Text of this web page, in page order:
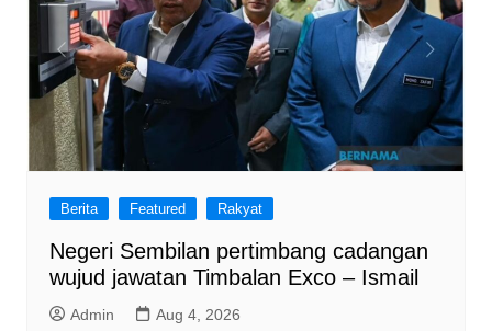
Berita Featured Rakyat
Negeri Sembilan pertimbang cadangan
wujud jawatan Timbalan Exco – Ismail
Admin Aug 4, 2026